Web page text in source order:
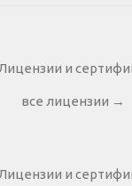
все лицензии →